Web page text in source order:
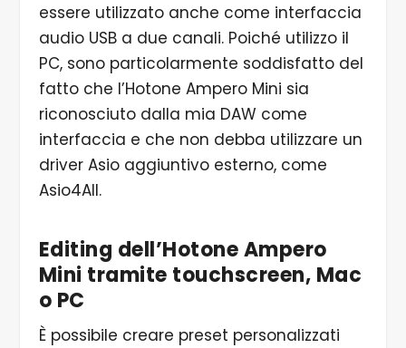
essere utilizzato anche come interfaccia
audio USB a due canali. Poiché utilizzo il
PC, sono particolarmente soddisfatto del
fatto che l’Hotone Ampero Mini sia
riconosciuto dalla mia DAW come
interfaccia e che non debba utilizzare un
driver Asio aggiuntivo esterno, come
Asio4All.
Editing dell’Hotone Ampero
Mini tramite touchscreen, Mac
o PC
È possibile creare preset personalizzati